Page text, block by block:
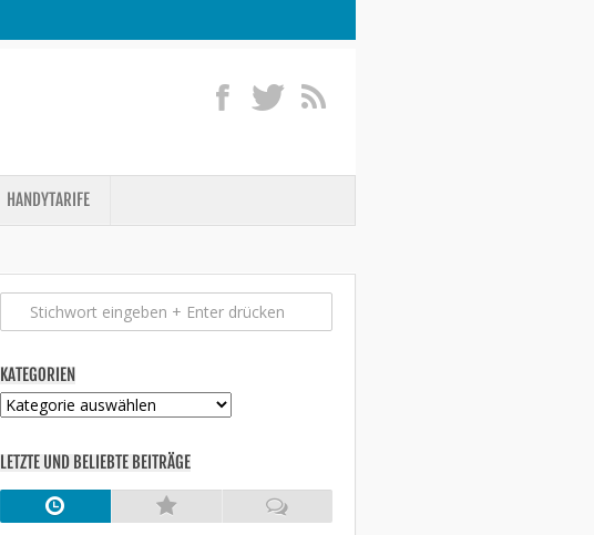
HANDYTARIFE
KATEGORIEN
Kategorien
LETZTE UND BELIEBTE BEITRÄGE